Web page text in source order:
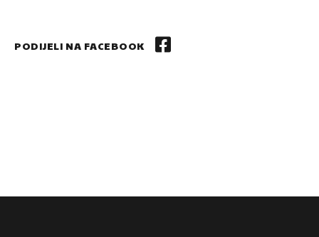
PODIJELI NA FACEBOOK